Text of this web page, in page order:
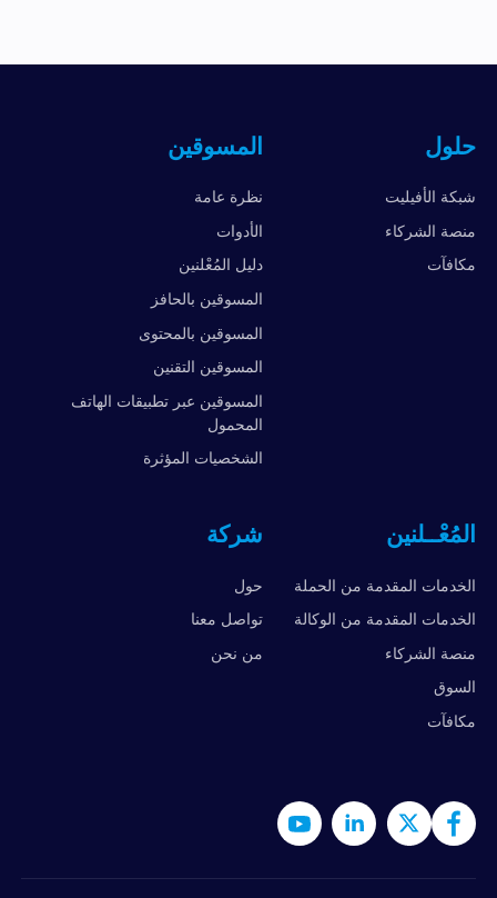
حلول
شبكة الأفيليت
منصة الشركاء
مكافآت
المسوقين
نظرة عامة
الأدوات
دليل المُعْلنين
المسوقين بالحافز
المسوقين بالمحتوى
المسوقين التقنين
المسوقين عبر تطبيقات الهاتف
المحمول
الشخصيات المؤثرة
المُعْــلنين
الخدمات المقدمة من الحملة
الخدمات المقدمة من الوكالة
منصة الشركاء
السوق
مكافآت
شركة
حول
تواصل معنا
من نحن